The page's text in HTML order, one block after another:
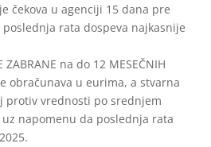
čekova u agenciji 15 dana pre
rata dospeva najkasnije
na do 12 MESEČNIH
obračunava u eurima, a stvarna
protiv vrednosti po srednjem
napomenu da poslednja rata